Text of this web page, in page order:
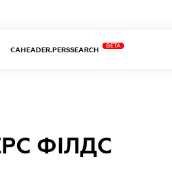
CAHEADER.PERSSEARCH
BETA
ФІЛДС